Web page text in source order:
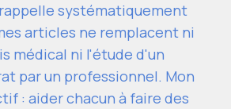
systématiquement
articles ne remplacent ni
médical ni l'étude d'un
par un professionnel. Mon
: aider chacun à faire des